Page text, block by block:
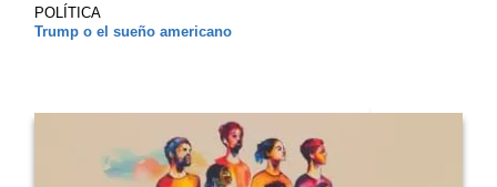
POLÍTICA
Trump o el sueño americano